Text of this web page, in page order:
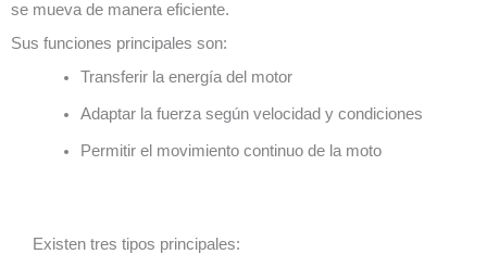
se mueva de manera eficiente.
Sus funciones principales son:
Transferir la energía del motor
Adaptar la fuerza según velocidad y condiciones
Permitir el movimiento continuo de la moto
Existen tres tipos principales: